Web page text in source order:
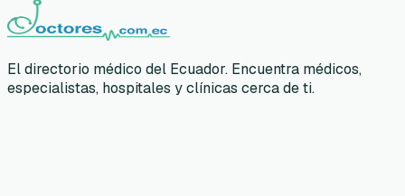
El directorio médico del Ecuador. Encuentra médicos,
especialistas, hospitales y clínicas cerca de ti.